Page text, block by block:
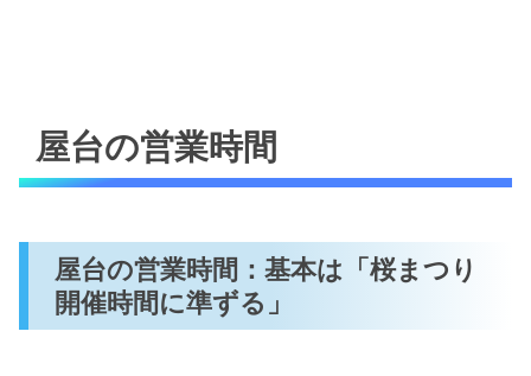
屋台の営業時間
屋台の営業時間：基本は「桜まつり
開催時間に準ずる」